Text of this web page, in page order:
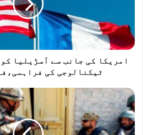
جوہری
آبدزوں
کی
ٹیکنالوجی
ناراض
امریکا کی جانب سے آسڑیلیا
ٹیکنالوجی کی
شمالی
وزیرستان
میں
سکیورٹی